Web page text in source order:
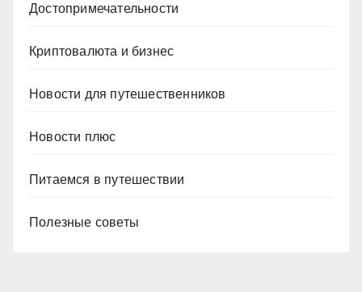
Достопримечательности
Криптовалюта и бизнес
Новости для путешественников
Новости плюс
Питаемся в путешествии
Полезные советы